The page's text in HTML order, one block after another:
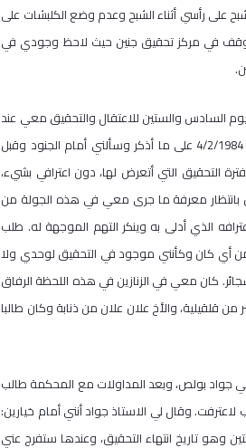
على رأسي أثناء الشبح وعدم وضع الكلبشات على
في مركز تحقيق جنين حيث لاحظ وجودي في
السادس والستين للاعتقال والتحقيق معي عند
إعادتي من معتقل المسكوبية وأريحا إلى معتقل جنين في حوالي الساعة العاشرة والنصف ليلا بتاريخ 4/2/1984 على ما أذكر وسألني أمام الجنود وقبل
التحقيق التي أتعرض لها، دون اعترافي بشيء،
بانتظار معرفة ما جرى معي في هذه الجولة من
الذي أدلى به وينكر التهم الموجهة له. طلب
أي كان وكأنني موجود في التحقيق لوحدي ولا
كان معي في الزنازين في هذه اللحظة الرفاق
والأخ علان علان من ذنابة وكان طالبا
جواد بولص، وبعد المداولات مع المحكمة طالب
لاعترفت. وقال لي الاستاذ جواد أنني أمام خيارين:
وهو تاريخ انتهاء التحقيق، وعندها ستفرج عني